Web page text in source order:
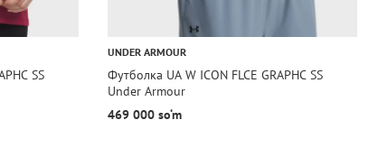
SS
UNDER ARMOUR
Футболка UA W ICON FLCE GRAPHC SS
Under Armour
469 000 so‘m